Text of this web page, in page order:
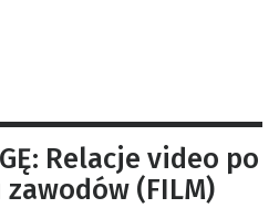
Relacje video po
(FILM)